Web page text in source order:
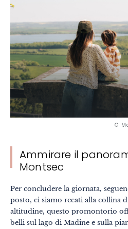
©
Ammirare il
Montsec
Per concludere la giornata,
posto, ci siamo recati alla collina
altitudine, questo promontorio
belli sul lago di Madine e sulla